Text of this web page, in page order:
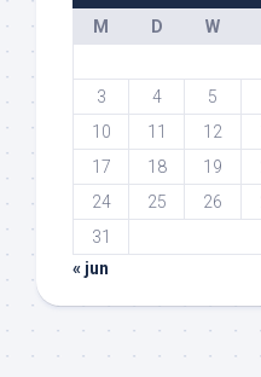
M
D W
3
4 5
10
11 12
17
18 19
24
25 26
31
« jun